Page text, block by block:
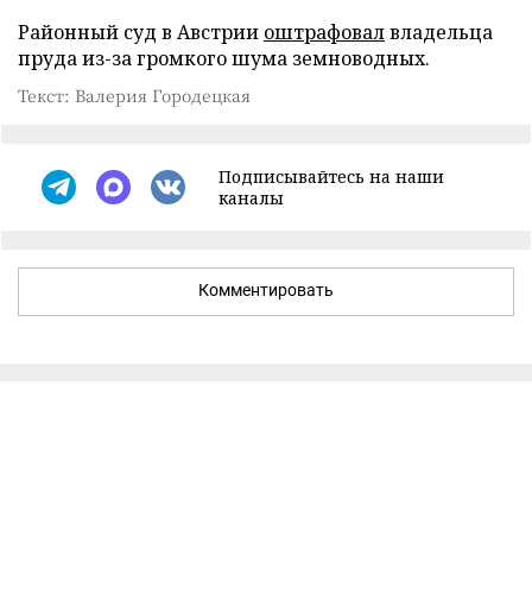
Районный суд в Австрии оштрафовалвладельца
пруда из-за громкого шума земноводных.
Текст: Валерия Городецкая
Подписывайтесь на наши
каналы
Комментировать